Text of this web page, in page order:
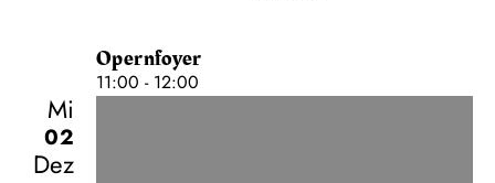
Opernfoyer
11:00 - 12:00
Mi
02
Dez